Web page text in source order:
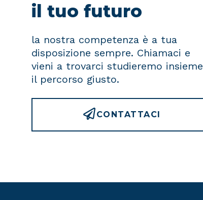
il tuo futuro
la nostra competenza è a tua
disposizione sempre. Chiamaci e
vieni a trovarci studieremo insieme
il percorso giusto.
CONTATTACI